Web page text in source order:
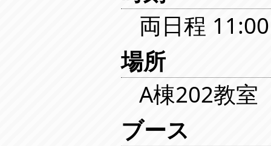
両日程
場所
A棟202教室
ブース